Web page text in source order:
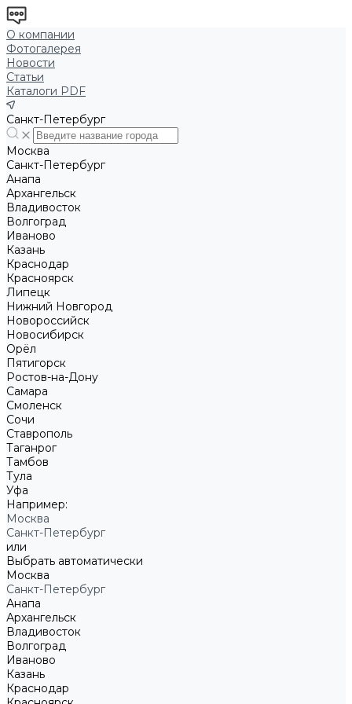
О компании
Фотогалерея
Новости
Статьи
Каталоги PDF
Санкт-Петербург
Москва
Санкт-Петербург
Анапа
Архангельск
Владивосток
Волгоград
Иваново
Казань
Краснодар
Красноярск
Липецк
Нижний Новгород
Новороссийск
Новосибирск
Орёл
Пятигорск
Ростов-на-Дону
Самара
Смоленск
Сочи
Ставрополь
Таганрог
Тамбов
Тула
Уфа
Например:
Москва
Санкт-Петербург
или
Выбрать автоматически
Москва
Санкт-Петербург
Анапа
Архангельск
Владивосток
Волгоград
Иваново
Казань
Краснодар